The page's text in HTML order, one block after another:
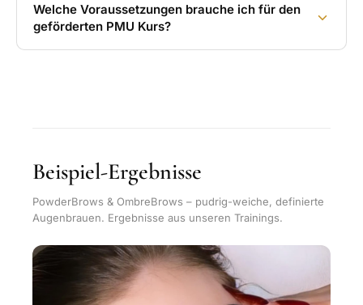
Welche Voraussetzungen brauche ich für den
geförderten PMU Kurs?
Beispiel-Ergebnisse
PowderBrows & OmbreBrows – pudrig-weiche, definierte
Augenbrauen. Ergebnisse aus unseren Trainings.